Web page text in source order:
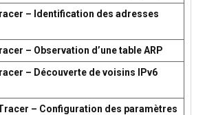
– Identification des adresses
– Observation d’une table ARP
– Découverte de voisins IPv6
– Configuration des paramètres